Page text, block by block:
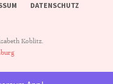
DATENSCHUTZ
Koblitz.